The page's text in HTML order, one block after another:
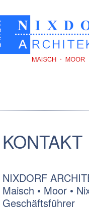
KONTAKT
NIXDORF
Maisch • Moor •
Geschäftsführer